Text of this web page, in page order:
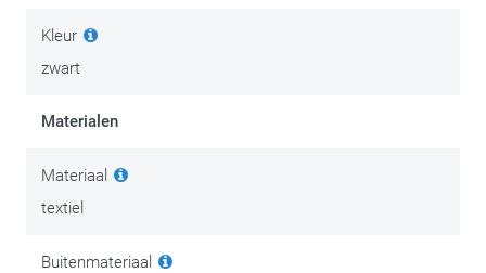
Kleur
zwart
Materialen
Materiaal
textiel
Buitenmateriaal